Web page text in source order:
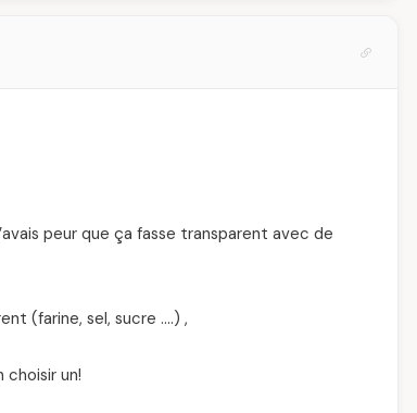
peur que ça fasse transparent avec de
(farine, sel, sucre ….) ,
choisir un!